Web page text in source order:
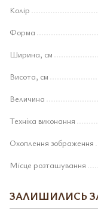
Колір
Форма
Ширина, см
Висота, см
Величина
Техніка виконання
Охоплення зображення
Місце розташування
ЗАЛИШИЛИСЬ